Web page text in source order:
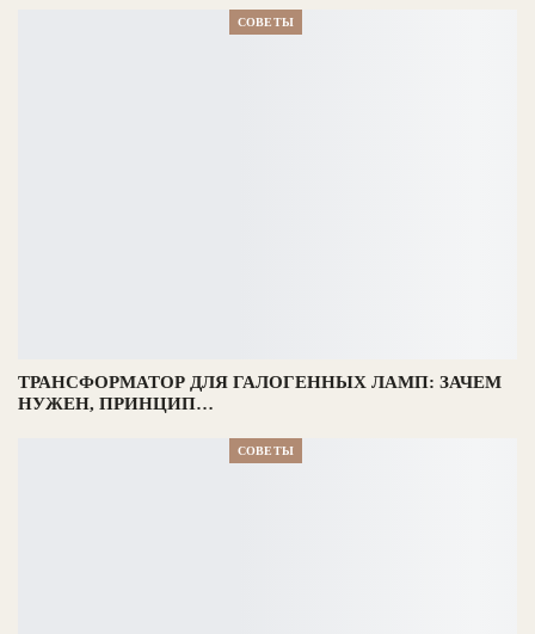
СОВЕТЫ
ТРАНСФОРМАТОР ДЛЯ ГАЛОГЕННЫХ ЛАМП: ЗАЧЕМ
НУЖЕН, ПРИНЦИП…
СОВЕТЫ